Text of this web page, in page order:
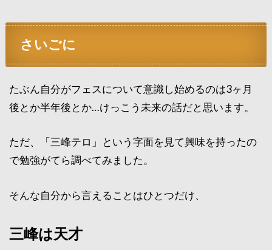
さいごに
たぶん自分がフェスについて意識し始めるのは3ヶ月
後とか半年後とか…けっこう未来の話だと思います。
ただ、「三峰テロ」という字面を見て興味を持ったの
で勉強がてら調べてみました。
そんな自分から言えることはひとつだけ、
三峰は天才